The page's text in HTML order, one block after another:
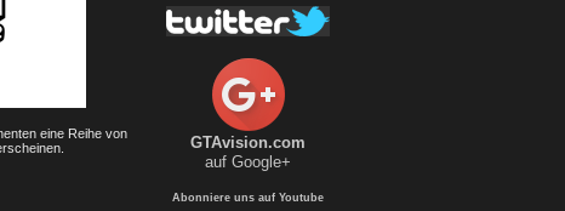
eine Reihe von
GTAvision.com
auf Google+
Abonniere uns auf Youtube